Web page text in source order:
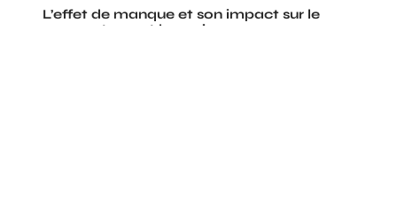
L’effet de manque et son impact sur le
comportement humain